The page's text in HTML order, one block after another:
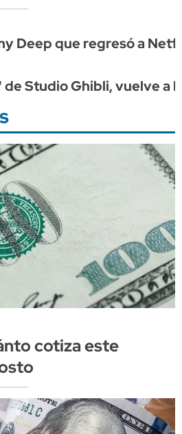
Deep que regresó a
Studio Ghibli, vuelve a
cotiza este